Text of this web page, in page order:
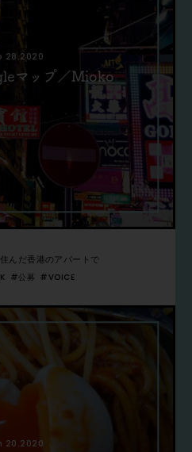
28.2020
マップ／Mioko
んだ香港のアパートで
#公募 #VOICE
20.2020